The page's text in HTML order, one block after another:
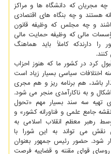
مجریان که دانشگاه ها و مراکز
هستند و چه بنگاه های اقتصادی
و چه مجلس که وظیفه قانون
مالی که وظیفه حمایت مالی
را دارندکه کاملاً باید هماهنگ
کرد در کشور ما که هنوز احزاب
اختلافات سیاسی بسیار زیاد است
باشد، هم برنامه ریز و هم مجری
و به ناکارآمدی منجر می شود.
تهیه سه سند بسیار مهم «تحول
جامع علمی و فناورانه کشور» و
رهبر معظم انقلاب اسلامی به
نقش می تواند به این شورا با
شود. حضور رئیس جمهور بعنوان
قوای مقننه و قضاییه فرصت